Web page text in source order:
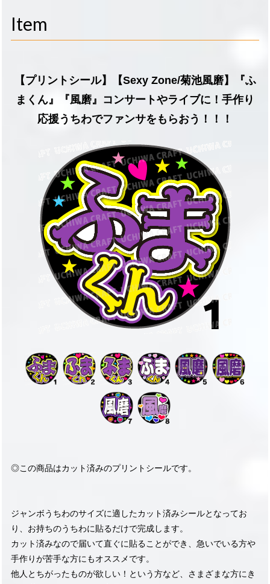
Item
【プリントシール】【Sexy Zone/菊池風磨】『ふ
まくん』『風磨』コンサートやライブに！手作り
応援うちわでファンサをもらおう！！！
◎この商品はカット済みのプリントシールです。
ジャンボうちわのサイズに適したカット済みシールとなってお
り、お持ちのうちわに貼るだけで完成します。
カット済みなので届いて直ぐに貼ることができ、急いでいる方や
手作りが苦手な方にもオススメです。
他人とちがったものが欲しい！という方など、さまざまな方にき